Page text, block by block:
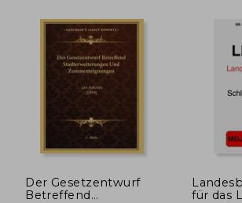
Der Gesetzentwurf
Betreffend
für das